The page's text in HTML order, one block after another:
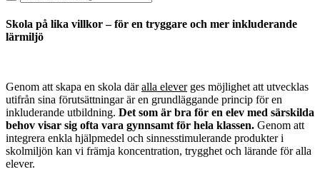
Skola på lika villkor – för en tryggare och mer inkluderande
lärmiljö
Genom att skapa en skola däralla eleverges möjlighet att utvecklas
utifrån sina förutsättningar är en grundläggande princip för en
inkluderande utbildning. Det som är bra för en elev med särskilda
behov visar sig ofta vara gynnsamt för hela klassen. Genom att
integrera enkla hjälpmedel och sinnesstimulerande produkter i
skolmiljön kan vi främja koncentration, trygghet och lärande för alla
elever.